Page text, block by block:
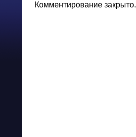
Комментирование закрыто.